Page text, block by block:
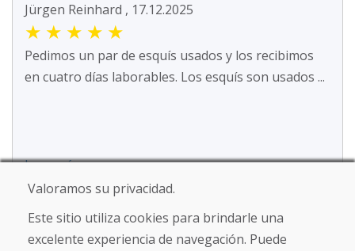
Jürgen Reinhard , 17.12.2025
★ ★ ★ ★ ★
Pedimos un par de esquís usados y los recibimos
en cuatro días laborables. Los esquís son usados ...
Leer más ...
Mostrar más reseñas >
Valoramos su privacidad.
Este sitio utiliza cookies para brindarle una
excelente experiencia de navegación. Puede